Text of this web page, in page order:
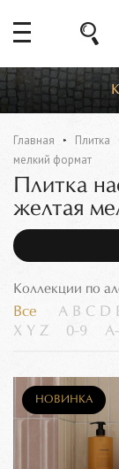
Главная Плитка
мелкий формат
Плитка
желтая
Коллекции по
Все A B C D
X Y Z 0-9
НОВИНКА